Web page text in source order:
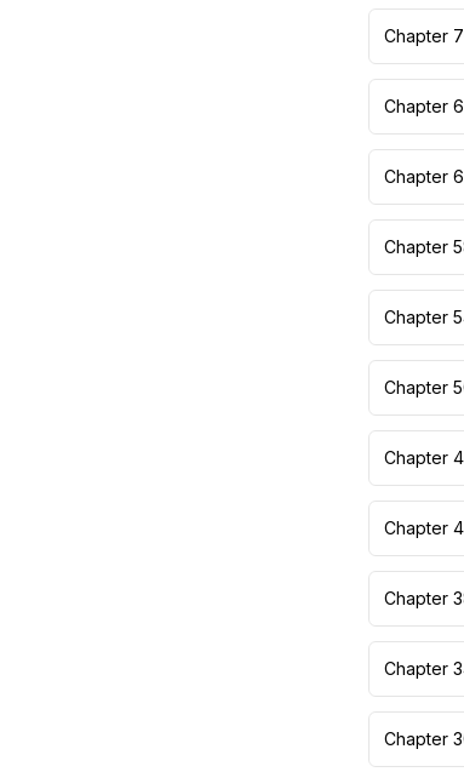
Chapter
Chapter
Chapter
Chapter
Chapter
Chapter
Chapter
Chapter
Chapter
Chapter
Chapter